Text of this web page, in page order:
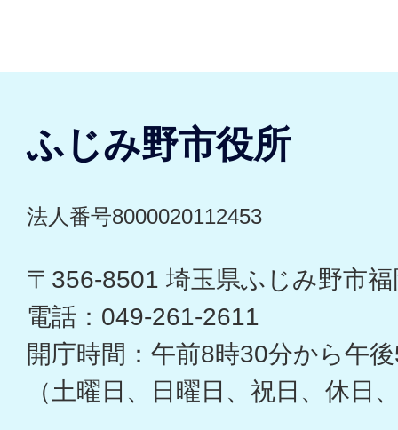
ふじみ野市役所
法人番号8000020112453
〒356-8501 埼玉県ふじみ野市
電話：049-261-2611
開庁時間：午前8時30分から午
（土曜日、日曜日、祝日、休日